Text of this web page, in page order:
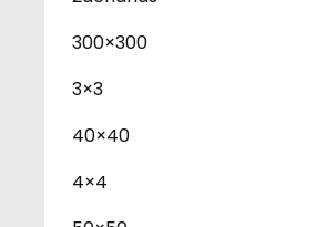
300×300
3×3
40×40
4×4